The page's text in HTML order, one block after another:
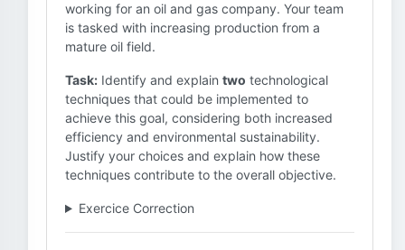
working for an oil and gas company. Your team
is tasked with increasing production from a
mature oil field.
Task: Identify and explain two technological
techniques that could be implemented to
achieve this goal, considering both increased
efficiency and environmental sustainability.
Justify your choices and explain how these
techniques contribute to the overall objective.
Exercice Correction